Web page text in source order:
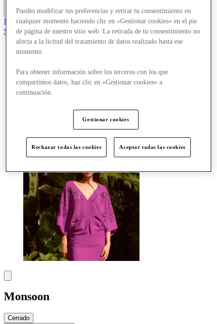
Más
El Club
Salvado
es
Tiendas
Planifica tu visita
¿Qué pasa?
Comer y beber
Monsoon
Cerrado
Puedes modificar tus preferencias y retirar tu consentimiento en
cualquier momento haciendo clic en «Gestionar cookies» en el pie
de página de nuestro sitio web. La retirada de tu consentimiento no
afecta a la licitud del tratamiento de datos realizado hasta ese
momento.
Para obtener información sobre los terceros con los que
compartimos datos, haz clic en «Gestionar cookies» a
continuación.
Gestionar cookies
Rechazar todas las cookies Aceptar todas las cookies